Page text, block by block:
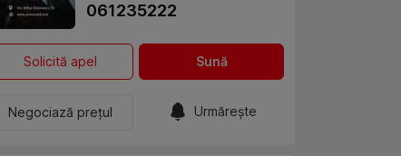
061235222
Solicită apel Sună
Negociază prețul Urmărește